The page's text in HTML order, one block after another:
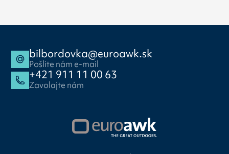
bilbordovka@euroawk.sk
Pošlite nám e-mail
+421 911 11 00 63
Zavolajte nám